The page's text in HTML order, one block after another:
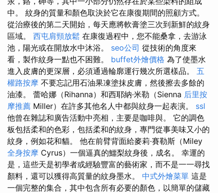
中。 紋身的質量和顏色取決於它在康復期間的照顧方式。
從治療後的第二天開始，每天應將軟膏塗三次到新鮮的紋身
區域。 西屯肩頸放鬆 在康復過程中，您不能桑拿，去游泳
池，陽光或在開放水中沐浴。 seo公司 從技術的角度來
看，製作紋身一點也不困難。 buffet外燴價格 為了使墨水
進入皮膚的更深層，必須通過輪廓運行幾次所選樣品。 五
權路按摩 不要忘記用石油果凍塗抹皮膚，然後擦去多餘的
油漆。 蕾哈娜（Rihanna）和西耶納·米勒（Sienna 后里按
摩推薦 Miller）在許多其他名人中都與紋身一起表演。 ssl
他曾在雜誌和廣告活動中亮相，主要是咖啡與。 它的調色
板包括柔和的色彩，包括柔和的紋身，專門從事美味又小的
紋身，例如花和貓。 他在前臂背面給麥莉·賽勒斯（Miley
全身按摩 Cyrus）一個逼真的鱷梨紋身後，成名。 幸運的
是，這些天是初學者或經驗豐富的藝術家，而不是一一尋找
顏料，還可以獲得高質量的紋身墨水。 中式外燴菜單 這是
一個完整的集合，其中包含所有必要的顏色，以簡單的儲藏